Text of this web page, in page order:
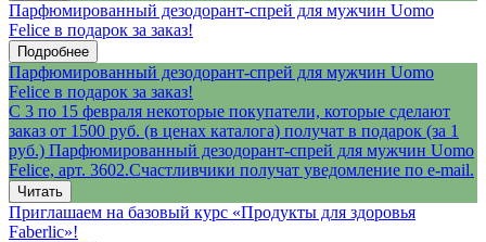
Парфюмированный дезодорант-спрей для мужчин Uomo
Felice в подарок за заказ!
Подробнее
Парфюмированный дезодорант-спрей для мужчин Uomo
Felice в подарок за заказ!
С 3 по 15 февраля некоторые покупатели, которые сделают
заказ от 1500 руб. (в ценах каталога) получат в подарок (за 1
руб.) Парфюмированный дезодорант-спрей для мужчин Uomo
Felice, арт. 3602.Счастливчики получат уведомление по e-mail.
Читать
Приглашаем на базовый курс «Продукты для здоровья
Faberlic»!